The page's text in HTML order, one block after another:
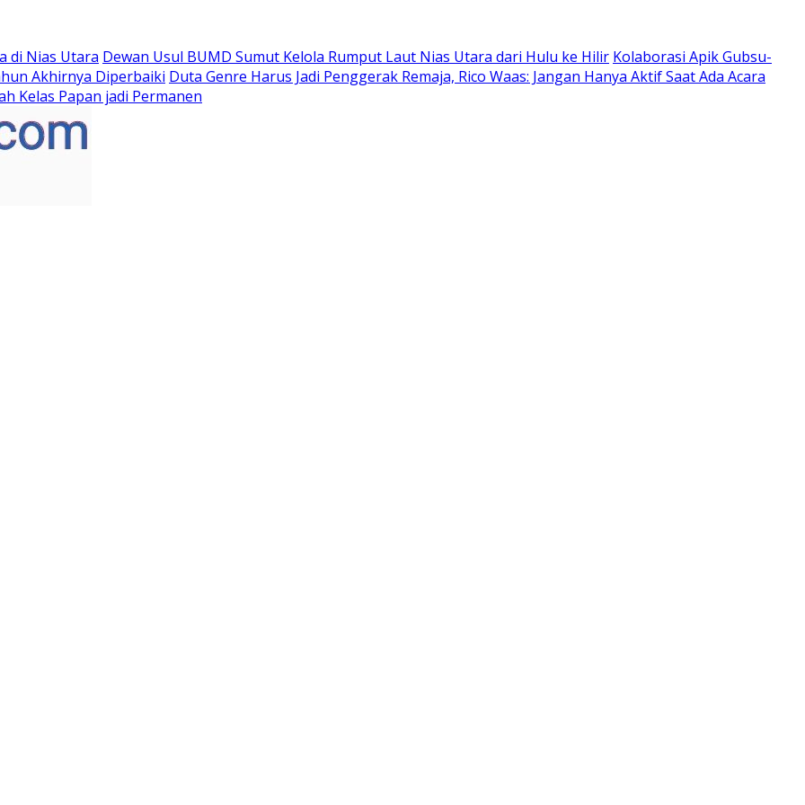
di Nias Utara Dewan Usul BUMD Sumut Kelola Rumput Laut Nias Utara dari Hulu ke Hilir Kolaborasi Apik Gubsu-
Akhirnya Diperbaiki Duta Genre Harus Jadi Penggerak Remaja, Rico Waas: Jangan Hanya Aktif Saat Ada Acara
Kelas Papan jadi Permanen